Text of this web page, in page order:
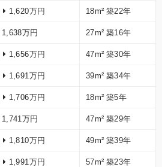
1,620万円 18m² 築22年
1,638万円 27m² 築16年
1,656万円 47m² 築30年
1,691万円 39m² 築34年
1,706万円 18m² 築5年
1,741万円 47m² 築29年
1,810万円 49m² 築39年
1,991万円 57m² 築23年